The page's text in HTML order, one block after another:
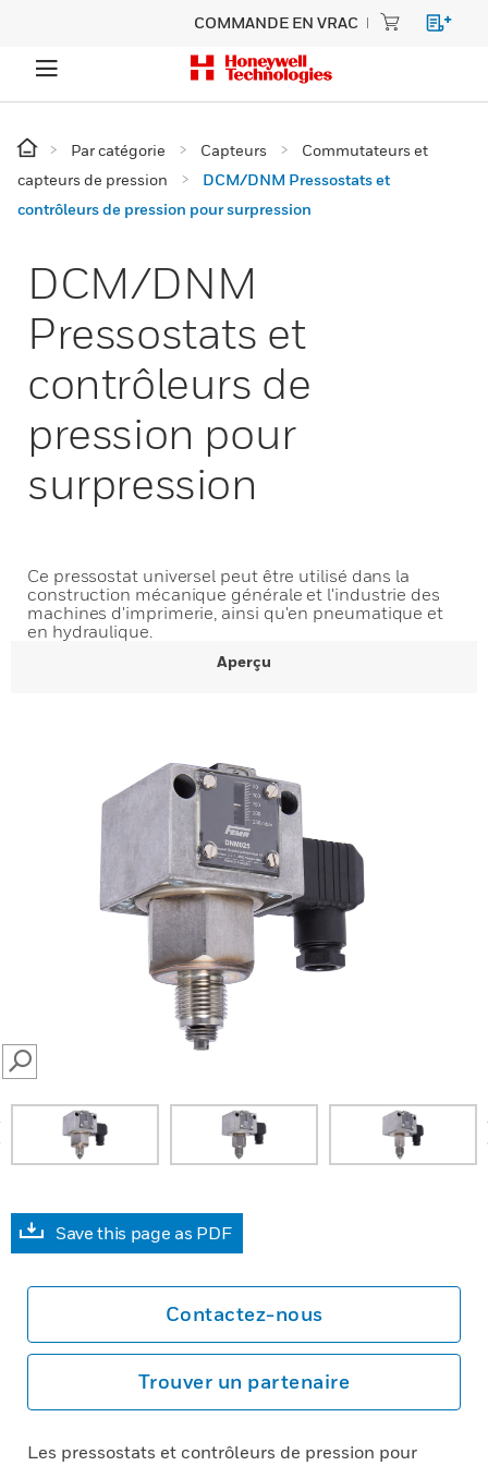
COMMANDE EN VRAC
Par catégorie Capteurs
Commutateurs et
capteurs de pression
DCM/DNM Pressostats et
contrôleurs de pression pour surpression
DCM/DNM
Pressostats et
contrôleurs de
pression pour
surpression
Ce pressostat universel peut être utilisé dans la
construction mécanique générale et l'industrie des
machines d'imprimerie, ainsi qu'en pneumatique et
en hydraulique.
Aperçu
SEARCH
Save this page as PDF
Contactez-nous
Trouver un partenaire
Les pressostats et contrôleurs de pression pour